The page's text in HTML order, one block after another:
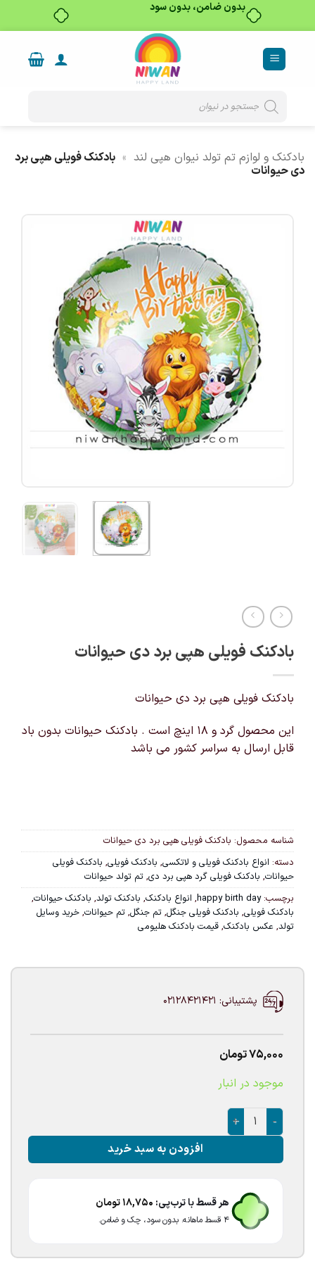
بدون ضامن، بدون سود
content
search
بادکنک و لوازم تم تولد نیوان هپی لند » بادکنک فویلی هپی برد
دی حیوانات
بادکنک فویلی هپی برد دی حیوانات
بادکنک فویلی هپی برد دی حیوانات
این محصول گرد و 18 اینچ است . بادکنک حیوانات بدون باد
قابل ارسال به سراسر کشور می باشد
شناسه محصول: بادکنک فویلی هپی برد دی حیوانات
دسته: انواع بادکنک فویلی و لاتکسی, بادکنک فویلی, بادکنک فویلی
حیوانات, بادکنک فویلی گرد هپی برد دی, تم تولد حیوانات
برچسب:happy birth day
, انواع بادکنک, بادکنک تولد, بادکنک حیوانات,
بادکنک فویلی, بادکنک فویلی جنگل, تم جنگل, تم حیوانات, خرید وسایل
تولد, عکس بادکنک, قیمت بادکنک هلیومی
پشتیبانی: 02128421421
75,000تومان
موجود در انبار
بادکنک فویلی هپی برد دی حیوانات عدد
افزودن به سبد خرید
هر قسط با ترب‌پی: 18,750تومان
۴ قسط ماهانه. بدون سود، چک و ضامن.